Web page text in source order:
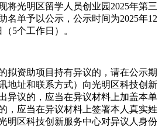
将光明区留学人员创业园2025年第三
名单予以公示，公示时间为2025年12
5个工作日）。
拟资助项目持有异议的，请在公示期
地址和联系方式）向光明区科技创新
异议的，应当在异议材料上加盖本单
，应当在异议材料上签署本人真实姓
明区科技创新服务中心对异议人身份